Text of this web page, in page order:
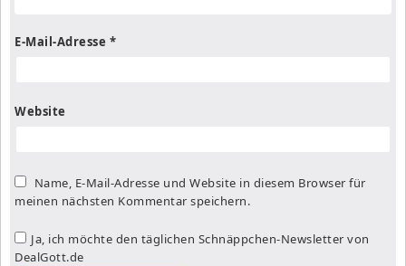
E-Mail-Adresse *
Website
Name, E-Mail-Adresse und Website in diesem Browser für
meinen nächsten Kommentar speichern.
Ja, ich möchte den täglichen Schnäppchen-Newsletter von
DealGott.de